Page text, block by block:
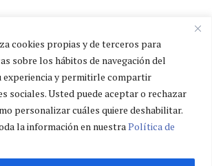
cookies propias y de terceros para
sobre los hábitos de navegación del
experiencia y permitirle compartir
sociales. Usted puede aceptar o rechazar
personalizar cuáles quiere deshabilitar.
la información en nuestra Política de
real y sostenida en el tiempo.
Política de privacidad
Política de cookies
Aviso legal